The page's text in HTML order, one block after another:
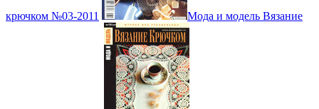
крючком №03-2011 Мода и модель Вязание